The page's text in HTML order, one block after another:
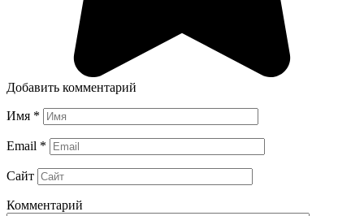
Добавить комментарий
Имя *
Email *
Сайт
Комментарий